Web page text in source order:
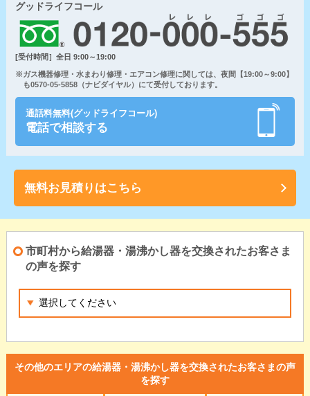
グッドライフコール
[受付時間］全日 9:00～19:00
※ガス機器修理・水まわり修理・エアコン修理に関しては、夜間【19:00～9:00】
も0570-05-5858（ナビダイヤル）にて受付しております。
通話料無料(グッドライフコール)
電話で相談する
無料お見積りはこちら
市町村から給湯器・湯沸かし器を交換されたお客さま
の声を探す
その他のエリアの給湯器・湯沸かし器を交換されたお客さまの声
を探す